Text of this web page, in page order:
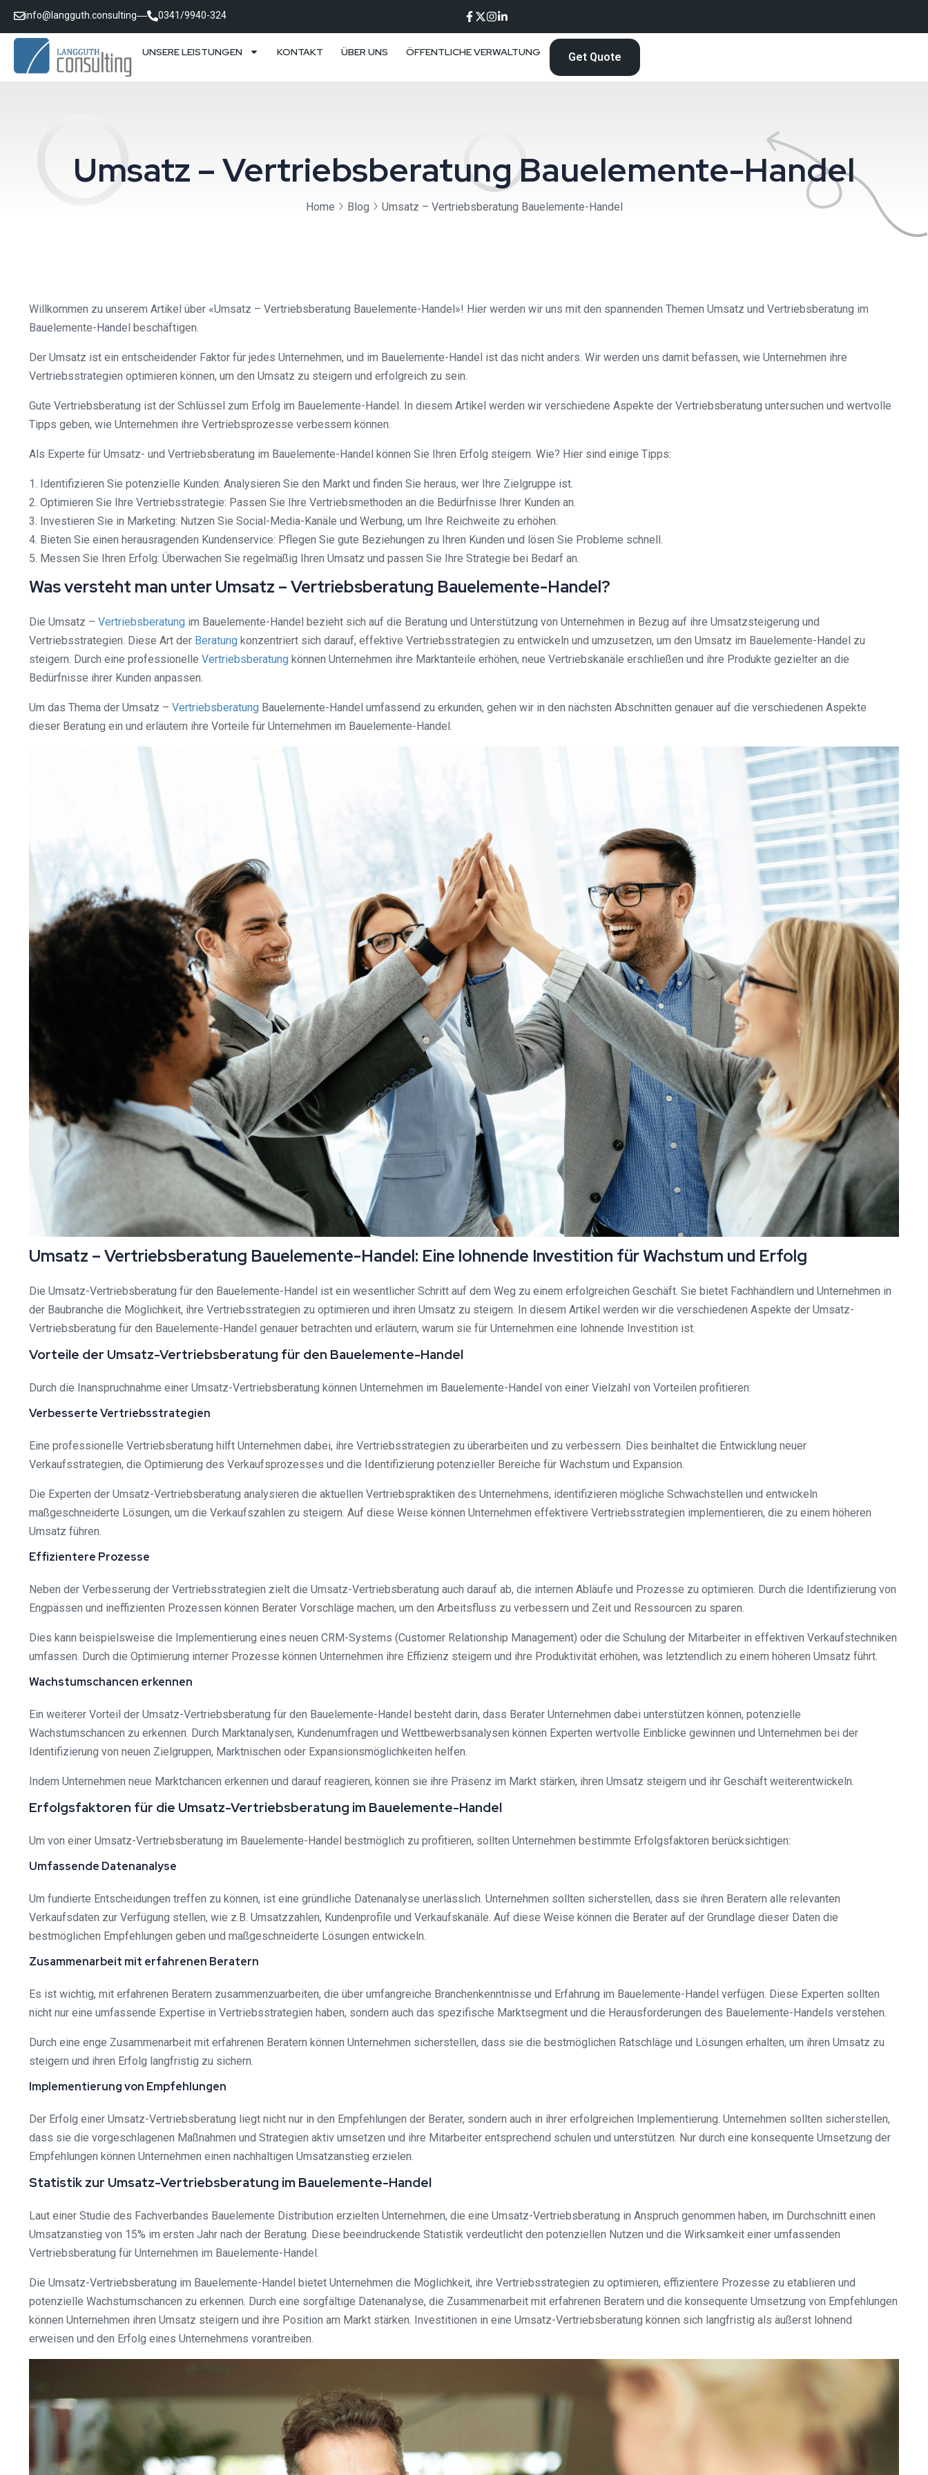
info@langguth.consulting 0341/9940-324
UNSERE LEISTUNGEN KONTAKT ÜBER UNS ÖFFENTLICHE VERWALTUNG Get Quote
Umsatz – Vertriebsberatung Bauelemente-Handel
Home Blog Umsatz – Vertriebsberatung Bauelemente-Handel
Willkommen zu unserem Artikel über «Umsatz – Vertriebsberatung Bauelemente-Handel»! Hier werden wir uns mit den spannenden Themen Umsatz und Vertriebsberatung im
Bauelemente-Handel beschäftigen.
Der Umsatz ist ein entscheidender Faktor für jedes Unternehmen, und im Bauelemente-Handel ist das nicht anders. Wir werden uns damit befassen, wie Unternehmen ihre
Vertriebsstrategien optimieren können, um den Umsatz zu steigern und erfolgreich zu sein.
Gute Vertriebsberatung ist der Schlüssel zum Erfolg im Bauelemente-Handel. In diesem Artikel werden wir verschiedene Aspekte der Vertriebsberatung untersuchen und wertvolle
Tipps geben, wie Unternehmen ihre Vertriebsprozesse verbessern können.
Als Experte für Umsatz- und Vertriebsberatung im Bauelemente-Handel können Sie Ihren Erfolg steigern. Wie? Hier sind einige Tipps:
1. Identifizieren Sie potenzielle Kunden: Analysieren Sie den Markt und finden Sie heraus, wer Ihre Zielgruppe ist.
2. Optimieren Sie Ihre Vertriebsstrategie: Passen Sie Ihre Vertriebsmethoden an die Bedürfnisse Ihrer Kunden an.
3. Investieren Sie in Marketing: Nutzen Sie Social-Media-Kanäle und Werbung, um Ihre Reichweite zu erhöhen.
4. Bieten Sie einen herausragenden Kundenservice: Pflegen Sie gute Beziehungen zu Ihren Kunden und lösen Sie Probleme schnell.
5. Messen Sie Ihren Erfolg: Überwachen Sie regelmäßig Ihren Umsatz und passen Sie Ihre Strategie bei Bedarf an.
Was versteht man unter Umsatz – Vertriebsberatung Bauelemente-Handel?
Die Umsatz – Vertriebsberatung im Bauelemente-Handel bezieht sich auf die Beratung und Unterstützung von Unternehmen in Bezug auf ihre Umsatzsteigerung und
Vertriebsstrategien. Diese Art der Beratung konzentriert sich darauf, effektive Vertriebsstrategien zu entwickeln und umzusetzen, um den Umsatz im Bauelemente-Handel zu
steigern. Durch eine professionelle Vertriebsberatung können Unternehmen ihre Marktanteile erhöhen, neue Vertriebskanäle erschließen und ihre Produkte gezielter an die
Bedürfnisse ihrer Kunden anpassen.
Um das Thema der Umsatz – Vertriebsberatung Bauelemente-Handel umfassend zu erkunden, gehen wir in den nächsten Abschnitten genauer auf die verschiedenen Aspekte
dieser Beratung ein und erläutern ihre Vorteile für Unternehmen im Bauelemente-Handel.
Umsatz – Vertriebsberatung Bauelemente-Handel: Eine lohnende Investition für Wachstum und Erfolg
Die Umsatz-Vertriebsberatung für den Bauelemente-Handel ist ein wesentlicher Schritt auf dem Weg zu einem erfolgreichen Geschäft. Sie bietet Fachhändlern und Unternehmen in
der Baubranche die Möglichkeit, ihre Vertriebsstrategien zu optimieren und ihren Umsatz zu steigern. In diesem Artikel werden wir die verschiedenen Aspekte der Umsatz-
Vertriebsberatung für den Bauelemente-Handel genauer betrachten und erläutern, warum sie für Unternehmen eine lohnende Investition ist.
Vorteile der Umsatz-Vertriebsberatung für den Bauelemente-Handel
Durch die Inanspruchnahme einer Umsatz-Vertriebsberatung können Unternehmen im Bauelemente-Handel von einer Vielzahl von Vorteilen profitieren:
Verbesserte Vertriebsstrategien
Eine professionelle Vertriebsberatung hilft Unternehmen dabei, ihre Vertriebsstrategien zu überarbeiten und zu verbessern. Dies beinhaltet die Entwicklung neuer
Verkaufsstrategien, die Optimierung des Verkaufsprozesses und die Identifizierung potenzieller Bereiche für Wachstum und Expansion.
Die Experten der Umsatz-Vertriebsberatung analysieren die aktuellen Vertriebspraktiken des Unternehmens, identifizieren mögliche Schwachstellen und entwickeln
maßgeschneiderte Lösungen, um die Verkaufszahlen zu steigern. Auf diese Weise können Unternehmen effektivere Vertriebsstrategien implementieren, die zu einem höheren
Umsatz führen.
Effizientere Prozesse
Neben der Verbesserung der Vertriebsstrategien zielt die Umsatz-Vertriebsberatung auch darauf ab, die internen Abläufe und Prozesse zu optimieren. Durch die Identifizierung von
Engpässen und ineffizienten Prozessen können Berater Vorschläge machen, um den Arbeitsfluss zu verbessern und Zeit und Ressourcen zu sparen.
Dies kann beispielsweise die Implementierung eines neuen CRM-Systems (Customer Relationship Management) oder die Schulung der Mitarbeiter in effektiven Verkaufstechniken
umfassen. Durch die Optimierung interner Prozesse können Unternehmen ihre Effizienz steigern und ihre Produktivität erhöhen, was letztendlich zu einem höheren Umsatz führt.
Wachstumschancen erkennen
Ein weiterer Vorteil der Umsatz-Vertriebsberatung für den Bauelemente-Handel besteht darin, dass Berater Unternehmen dabei unterstützen können, potenzielle
Wachstumschancen zu erkennen. Durch Marktanalysen, Kundenumfragen und Wettbewerbsanalysen können Experten wertvolle Einblicke gewinnen und Unternehmen bei der
Identifizierung von neuen Zielgruppen, Marktnischen oder Expansionsmöglichkeiten helfen.
Indem Unternehmen neue Marktchancen erkennen und darauf reagieren, können sie ihre Präsenz im Markt stärken, ihren Umsatz steigern und ihr Geschäft weiterentwickeln.
Erfolgsfaktoren für die Umsatz-Vertriebsberatung im Bauelemente-Handel
Um von einer Umsatz-Vertriebsberatung im Bauelemente-Handel bestmöglich zu profitieren, sollten Unternehmen bestimmte Erfolgsfaktoren berücksichtigen:
Umfassende Datenanalyse
Um fundierte Entscheidungen treffen zu können, ist eine gründliche Datenanalyse unerlässlich. Unternehmen sollten sicherstellen, dass sie ihren Beratern alle relevanten
Verkaufsdaten zur Verfügung stellen, wie z.B. Umsatzzahlen, Kundenprofile und Verkaufskanäle. Auf diese Weise können die Berater auf der Grundlage dieser Daten die
bestmöglichen Empfehlungen geben und maßgeschneiderte Lösungen entwickeln.
Zusammenarbeit mit erfahrenen Beratern
Es ist wichtig, mit erfahrenen Beratern zusammenzuarbeiten, die über umfangreiche Branchenkenntnisse und Erfahrung im Bauelemente-Handel verfügen. Diese Experten sollten
nicht nur eine umfassende Expertise in Vertriebsstrategien haben, sondern auch das spezifische Marktsegment und die Herausforderungen des Bauelemente-Handels verstehen.
Durch eine enge Zusammenarbeit mit erfahrenen Beratern können Unternehmen sicherstellen, dass sie die bestmöglichen Ratschläge und Lösungen erhalten, um ihren Umsatz zu
steigern und ihren Erfolg langfristig zu sichern.
Implementierung von Empfehlungen
Der Erfolg einer Umsatz-Vertriebsberatung liegt nicht nur in den Empfehlungen der Berater, sondern auch in ihrer erfolgreichen Implementierung. Unternehmen sollten sicherstellen,
dass sie die vorgeschlagenen Maßnahmen und Strategien aktiv umsetzen und ihre Mitarbeiter entsprechend schulen und unterstützen. Nur durch eine konsequente Umsetzung der
Empfehlungen können Unternehmen einen nachhaltigen Umsatzanstieg erzielen.
Statistik zur Umsatz-Vertriebsberatung im Bauelemente-Handel
Laut einer Studie des Fachverbandes Bauelemente Distribution erzielten Unternehmen, die eine Umsatz-Vertriebsberatung in Anspruch genommen haben, im Durchschnitt einen
Umsatzanstieg von 15% im ersten Jahr nach der Beratung. Diese beeindruckende Statistik verdeutlicht den potenziellen Nutzen und die Wirksamkeit einer umfassenden
Vertriebsberatung für Unternehmen im Bauelemente-Handel.
Die Umsatz-Vertriebsberatung im Bauelemente-Handel bietet Unternehmen die Möglichkeit, ihre Vertriebsstrategien zu optimieren, effizientere Prozesse zu etablieren und
potenzielle Wachstumschancen zu erkennen. Durch eine sorgfältige Datenanalyse, die Zusammenarbeit mit erfahrenen Beratern und die konsequente Umsetzung von Empfehlungen
können Unternehmen ihren Umsatz steigern und ihre Position am Markt stärken. Investitionen in eine Umsatz-Vertriebsberatung können sich langfristig als äußerst lohnend
erweisen und den Erfolg eines Unternehmens vorantreiben.